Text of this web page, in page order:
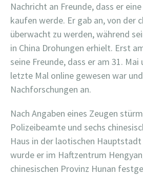
Nachricht an Freunde, dass er
kaufen werde. Er gab an, von der
überwacht zu werden, während
in China Drohungen erhielt. Erst
seine Freunde, dass er am 31. Mai
letzte Mal online gewesen war
Nachforschungen an.
Nach Angaben eines Zeugen
Polizeibeamte und sechs
Haus in der laotischen Hauptstadt
wurde er im Haftzentrum
chinesischen Provinz Hunan